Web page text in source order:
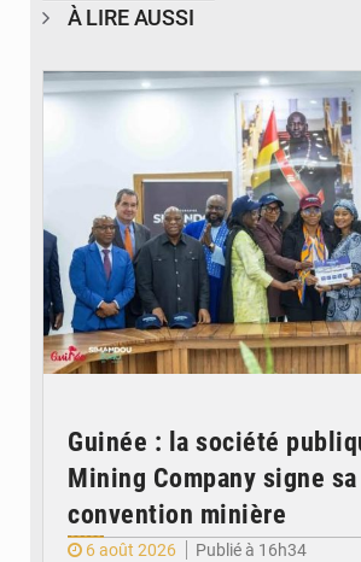
À LIRE AUSSI
Guinée : la société
Mining Company signe
convention minière
6 août 2026
Publié à 16h34